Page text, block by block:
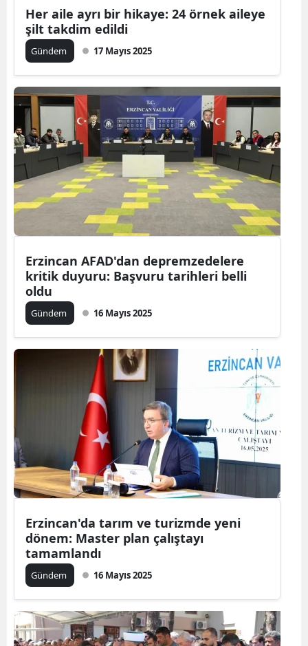
Her aile ayrı bir hikaye: 24 örnek aileye
şilt takdim edildi
Gündem 17 Mayıs 2025
Erzincan AFAD'dan depremzedelere
kritik duyuru: Başvuru tarihleri belli
oldu
Gündem 16 Mayıs 2025
Erzincan'da tarım ve turizmde yeni
dönem: Master plan çalıştayı
tamamlandı
Gündem 16 Mayıs 2025